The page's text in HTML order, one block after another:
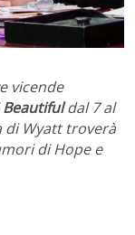
vicende
Beautifuldal 7 al
di Wyatt troverà
di Hope e